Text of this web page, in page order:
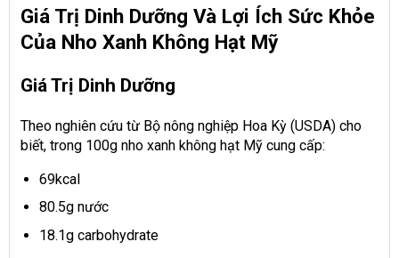
Giá Trị Dinh Dưỡng Và Lợi Ích Sức Khỏe
Của Nho Xanh Không Hạt Mỹ
Giá Trị Dinh Dưỡng
Theo nghiên cứu từ Bộ nông nghiệp Hoa Kỳ (USDA) cho
biết, trong 100g nho xanh không hạt Mỹ cung cấp:
69kcal
80.5g nước
18.1g carbohydrate